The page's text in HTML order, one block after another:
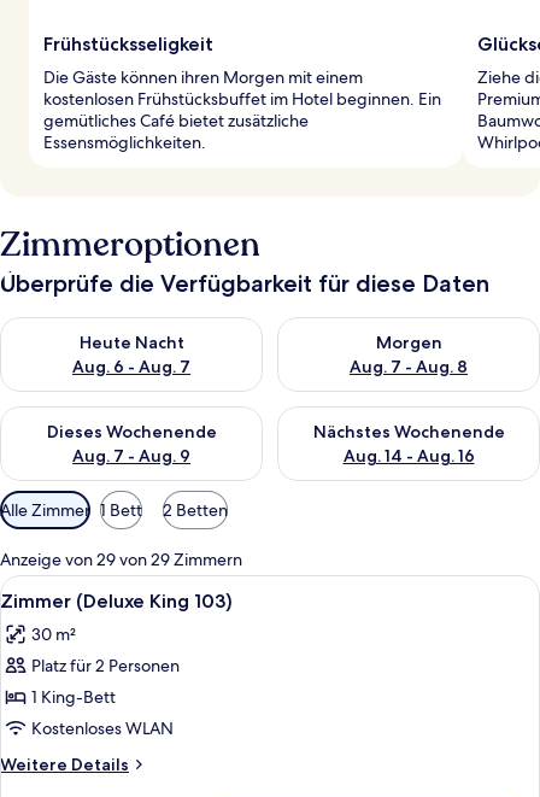
Frühstücksseligkeit
Die Gäste können ihren Morgen mit einem
kostenlosen Frühstücksbuffet im Hotel beginnen. Ein
gemütliches Café bietet zusätzliche
Essensmöglichkeiten.
Ziehe
Zimmeroptionen
Überprüfe die Verfügbarkeit für diese Daten
Heute Nacht
Aug. 6 - Aug. 7
Überprüfe die Verfügbarkeit für heute Nacht, Aug. 6 - Aug. 7.
Morgen
Aug. 7 - Aug. 8
Überprüfe die Verfügbarkeit
Dieses Wochenende
Aug. 7 - Aug. 9
Überprüfe die Verfügbarkeit für dieses Wochenende, Aug. 7
Nächstes Wochenende
Aug. 14 - Aug. 16
Überprüfe die Verfügbarkeit
Verfügbare
Filter
für
Zimmer
Alle Zimmer 1 Bett 2 Betten
Anzeige von 29 von 29 Zimmern
Alle
Fotos
für
Zimmer
(Deluxe
King
103)
anzeigen
Ein Schlafzimmer mit einem
4
Zimmer (Deluxe King 103)
30 m²
Platz für 2 Personen
1 King-Bett
Kostenloses WLAN
Weitere Details
Weitere